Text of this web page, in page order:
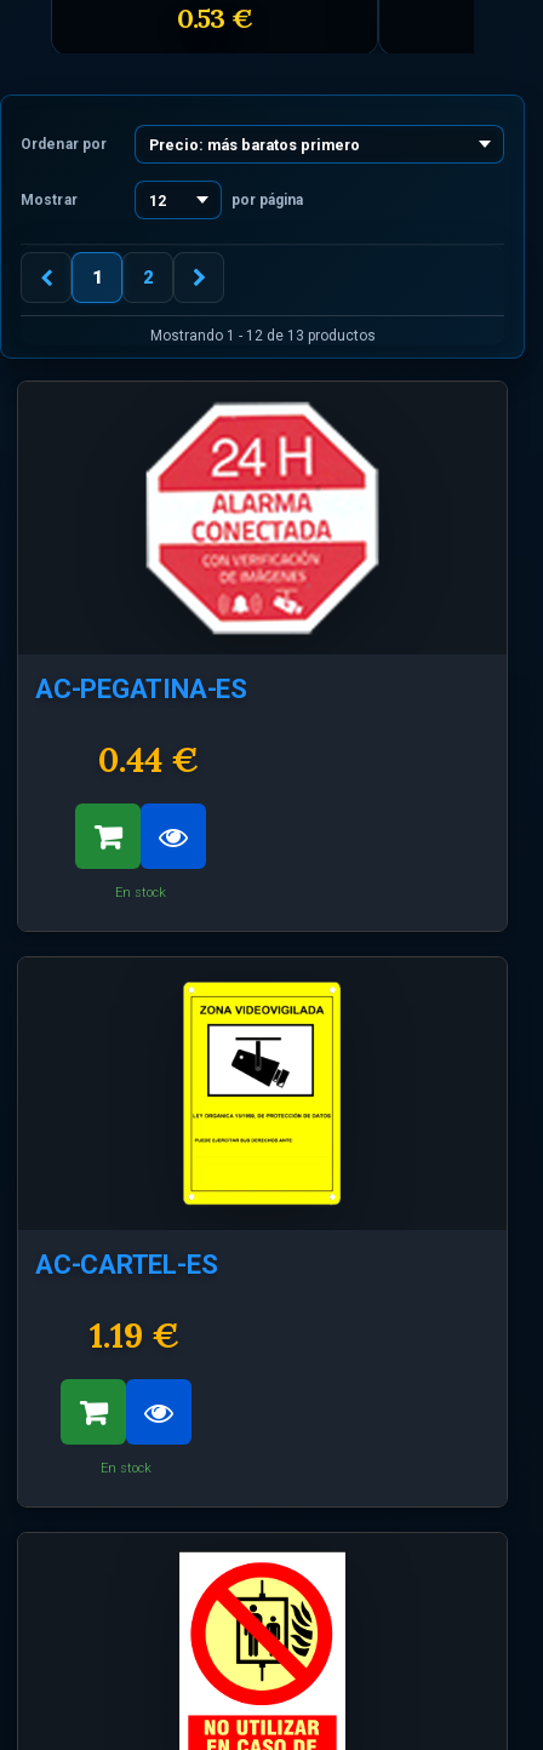
0.53 €
Ordenar por
Mostrar por página
1 2
Mostrando 1 - 12 de 13 productos
AC-PEGATINA-ES
0.44 €
En stock
AC-CARTEL-ES
1.19 €
En stock